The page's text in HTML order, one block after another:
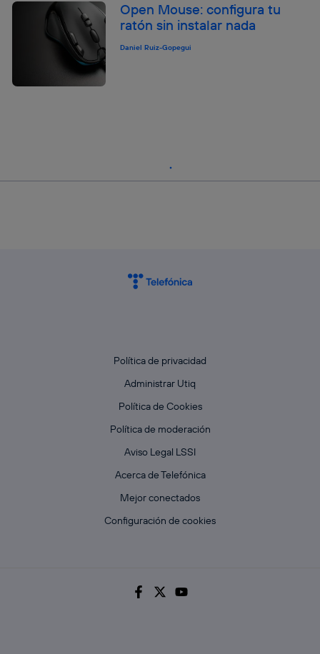
Open Mouse: configura tu
ratón sin instalar nada
Daniel Ruiz-Gopegui
Política de privacidad
Administrar Utiq
Política de Cookies
Política de moderación
Aviso Legal LSSI
Acerca de Telefónica
Mejor conectados
Configuración de cookies